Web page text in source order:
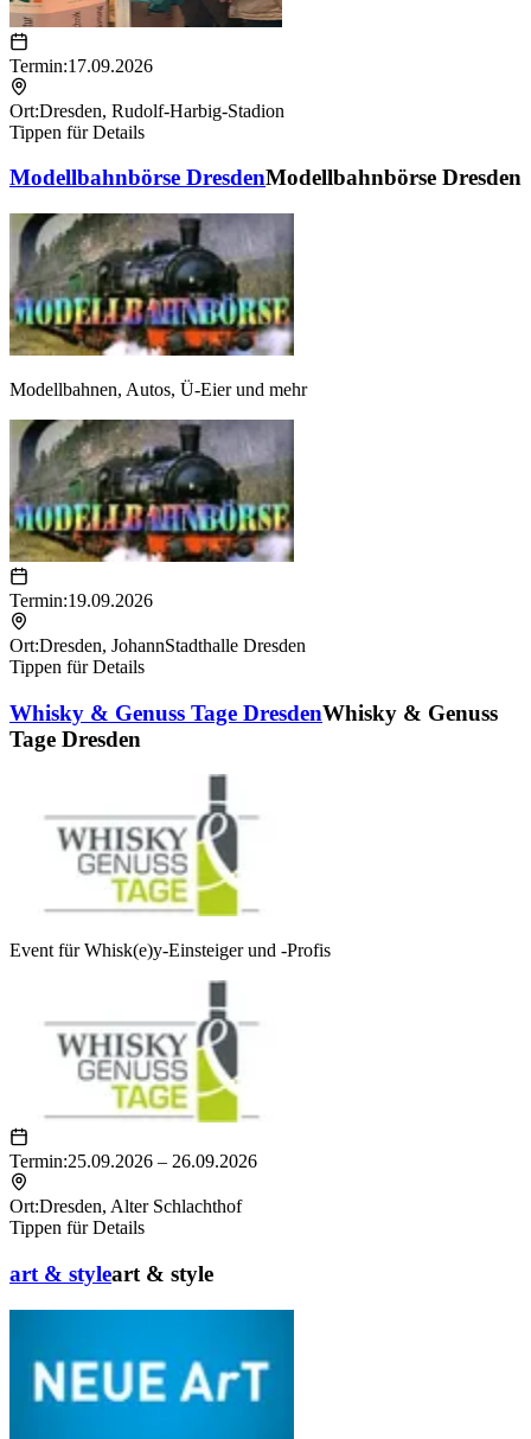
Termin:17.09.2026
Ort:Dresden, Rudolf-Harbig-Stadion
Tippen für Details
Modellbahnbörse DresdenModellbahnbörse Dresden
Modellbahnen, Autos, Ü-Eier und mehr
Termin:19.09.2026
Ort:Dresden, JohannStadthalle Dresden
Tippen für Details
Whisky & Genuss Tage DresdenWhisky & Genuss
Tage Dresden
Event für Whisk(e)y-Einsteiger und -Profis
Termin:25.09.2026 – 26.09.2026
Ort:Dresden, Alter Schlachthof
Tippen für Details
art & styleart & style